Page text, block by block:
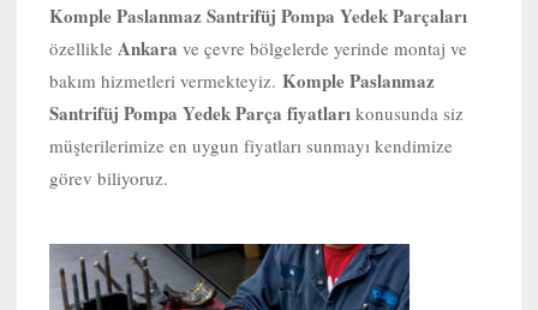
Komple Paslanmaz Santrifüj Pompa Yedek Parçaları
özellikle Ankara ve çevre bölgelerde yerinde montaj ve
bakım hizmetleri vermekteyiz. Komple Paslanmaz
Santrifüj Pompa Yedek Parça fiyatları konusunda siz
müşterilerimize en uygun fiyatları sunmayı kendimize
görev biliyoruz.